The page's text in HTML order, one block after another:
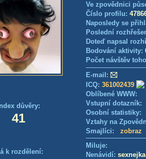
Index důvěry:
41
k rozdělení:
Ve zpovědnici
Číslo profilu:
Naposledy se
Poslední
Doteď napsal
Bodování aktivity:
Počet návštěv
E-mail:
ICQ: 361002439
Oblíbené WWW:
Vstupní
Osobní
Vztahy na
Smajlíci: zobraz
Miluje:
Nenávidí: sexnejka